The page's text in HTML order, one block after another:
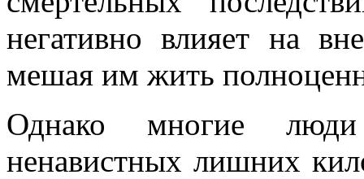
негативно влияет на
мешая им жить
Однако многие
ненавистных лишних